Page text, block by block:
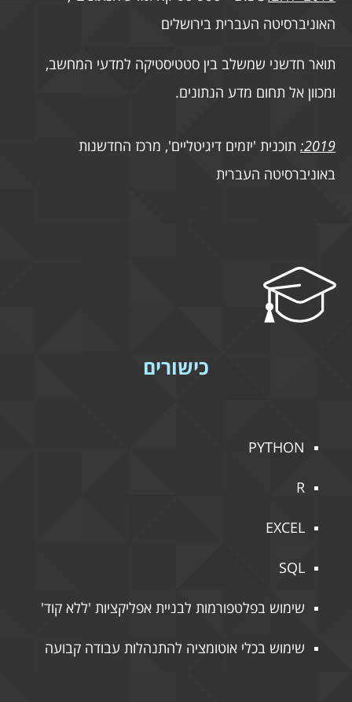
האוניברסיטה העברית בירושלים
תואר חדשני שמשלב בין סטטיסטיקה למדעי המחשב,
ומכוון אל תחום מדע הנתונים.
2019: תוכנית 'יזמים דיגיטליים', מרכז החדשנות
באוניברסיטה העברית
כישורים
PYTHON
R
EXCEL
SQL
שימוש בפלטפורמות לבניית אפליקציות 'ללא קוד'
שימוש בכלי אוטומציה להתנהלות עבודה קבועה